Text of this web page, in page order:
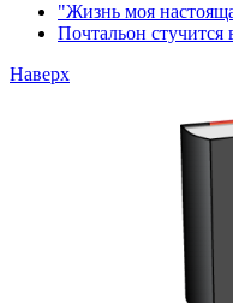
"Жизнь моя
Почтальон стучится
Наверх